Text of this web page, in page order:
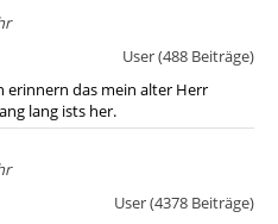
User (488 Beiträge)
erinnern das mein alter Herr
lang ists her.
User (4378 Beiträge)